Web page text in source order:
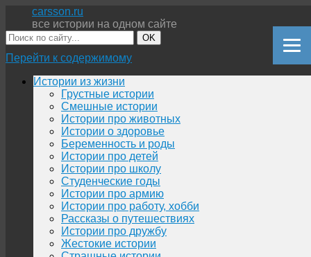
carsson.ru
все истории на одном сайте
OK
Перейти к содержимому
Истории из жизни
Грустные истории
Смешные истории
Истории про животных
Истории о здоровье
Беременность и роды
Истории про детей
Истории про школу
Студенческие годы
Истории про армию
Истории про работу, хобби
Рассказы о путешествиях
Истории про дружбу
Жестокие истории